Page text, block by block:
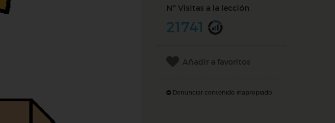
Nº Visitas a la lección
21741
Añadir a favoritos
Denunciar contenido inapropiado